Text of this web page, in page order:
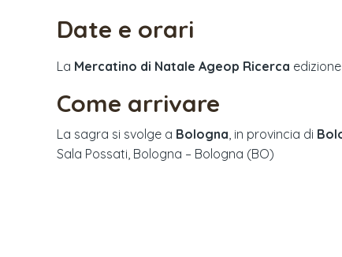
Date e orari
La Mercatino di Natale Ageop Ricerca edizione
Come arrivare
La sagra si svolge a Bologna , in provincia di
Sala Possati, Bologna – Bologna (BO)